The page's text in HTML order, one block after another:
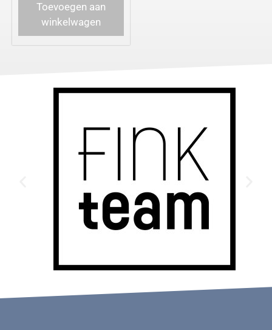
Toevoegen aan
winkelwagen